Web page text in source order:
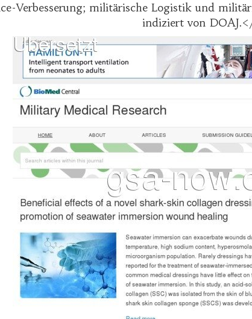
Verbesserung; militärische Logistik und
indiziert von